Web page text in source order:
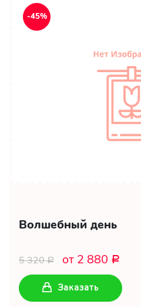
-45%
Волшебный день
5 320Р от 2 880 Р
Заказать